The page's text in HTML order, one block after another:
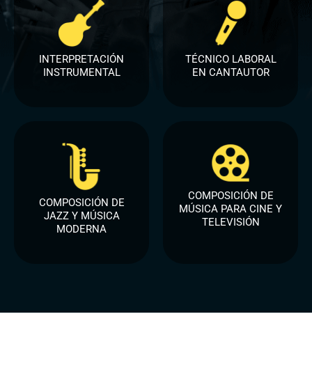
INTERPRETACIÓN
INSTRUMENTAL
TÉCNICO LABORAL
EN CANTAUTOR
COMPOSICIÓN DE
JAZZ Y MÚSICA
MODERNA
COMPOSICIÓN DE
MÚSICA PARA CINE Y
TELEVISIÓN